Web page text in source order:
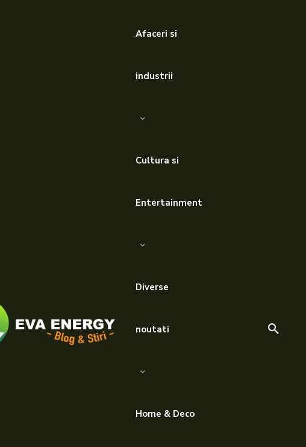
Afaceri si
industrii
Cultura si
Entertainment
Diverse
noutati
Home & Deco